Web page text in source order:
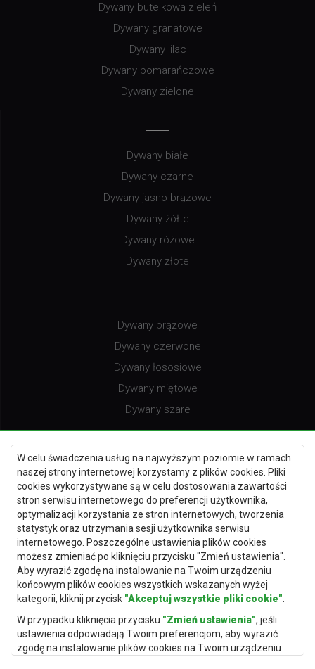
W celu świadczenia usług na najwyższym poziomie w ramach
naszej strony internetowej korzystamy z plików cookies. Pliki
cookies wykorzystywane są w celu dostosowania zawartości
stron serwisu internetowego do preferencji użytkownika,
optymalizacji korzystania ze stron internetowych, tworzenia
statystyk oraz utrzymania sesji użytkownika serwisu
internetowego. Poszczególne ustawienia plików cookies
możesz zmieniać po kliknięciu przycisku "Zmień ustawienia".
Aby wyrazić zgodę na instalowanie na Twoim urządzeniu
końcowym plików cookies wszystkich wskazanych wyżej
kategorii, kliknij przycisk "Akceptuj wszystkie pliki cookie"
W przypadku kliknięcia przycisku "Zmień ustawienia", jeśli
ustawienia odpowiadają Twoim preferencjom, aby wyrazić
zgodę na instalowanie plików cookies na Twoim urządzeniu
Dywany butelkowa zieleń
Dywany granatowe
Dywany lilac
Dywany pomarańczowe
Dywany zielone
Dywany białe
Dywany czarne
Dywany jasno-brązowe
Dywany żółte
Dywany różowe
Dywany złote
Dywany brązowe
Dywany czerwone
Dywany łososiowe
Dywany miętowe
Dywany szare
Dywany burgundy
Dywany fioletowe
Dywany kremowe
Dywany niebieskie
Dywany terakota
Dywany Warszawa
Dywany Wrocław